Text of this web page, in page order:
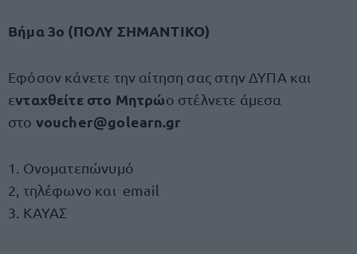
Βήμα 3ο (ΠΟΛΥ ΣΗΜΑΝΤΙΚΟ)
Εφόσον κάνετε την αίτηση σας στην ΔΥΠΑ και
ενταχθείτε στο Μητρώο στέλνετε άμεσα
στο voucher@golearn.gr
1. Ονοματεπώνυμό
2, τηλέφωνο και email
3. ΚΑΥΑΣ